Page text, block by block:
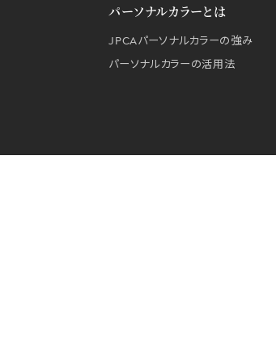
パーソナルカラーとは
JPCAパーソナルカラーの強み
パーソナルカラーの活用法